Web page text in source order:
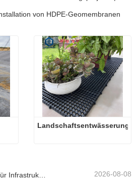
von HDPE-Geomembranen
Geomembran-Lieferant für Infrastrukturentwickler 2026-08-08